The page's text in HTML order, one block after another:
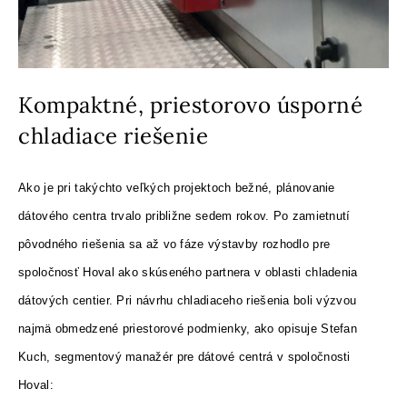
Kompaktné, priestorovo úsporné
chladiace riešenie
Ako je pri takýchto veľkých projektoch bežné, plánovanie
dátového centra trvalo približne sedem rokov. Po zamietnutí
pôvodného riešenia sa až vo fáze výstavby rozhodlo pre
spoločnosť Hoval ako skúseného partnera v oblasti chladenia
dátových centier. Pri návrhu chladiaceho riešenia boli výzvou
najmä obmedzené priestorové podmienky, ako opisuje Stefan
Kuch, segmentový manažér pre dátové centrá v spoločnosti
Hoval: